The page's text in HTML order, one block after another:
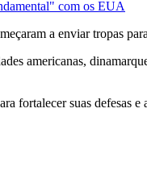
com os EUA
a enviar tropas
americanas,
fortalecer suas